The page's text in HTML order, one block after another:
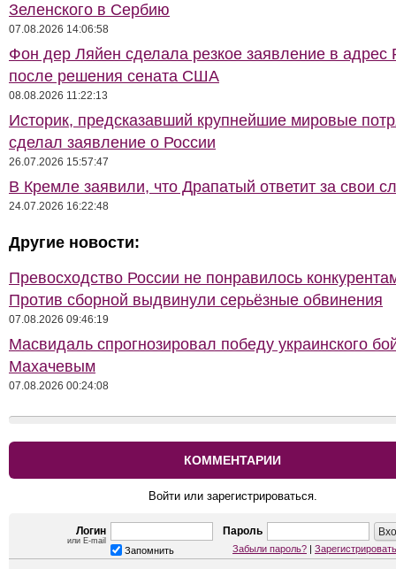
Зеленского в Сербию
07.08.2026 14:06:58
Фон дер Ляйен сделала резкое заявление в адрес
после решения сената США
08.08.2026 11:22:13
Историк, предсказавший крупнейшие мировые
сделал заявление о России
26.07.2026 15:57:47
В Кремле заявили, что Драпатый ответит за свои
24.07.2026 16:22:48
Другие новости:
Превосходство России не понравилось
Против сборной выдвинули серьёзные обвинения
07.08.2026 09:46:19
Масвидаль спрогнозировал победу украинского
Махачевым
07.08.2026 00:24:08
КОММЕНТАРИИ
Войти или зарегистрироваться.
Логин
или E-mail
Пароль
Запомнить Забыли пароль? |